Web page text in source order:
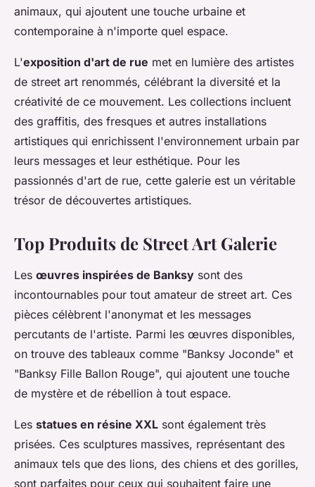
animaux, qui ajoutent une touche urbaine et
contemporaine à n'importe quel espace.
L'exposition d'art de rue met en lumière des artistes
de street art renommés, célébrant la diversité et la
créativité de ce mouvement. Les collections incluent
des graffitis, des fresques et autres installations
artistiques qui enrichissent l'environnement urbain par
leurs messages et leur esthétique. Pour les
passionnés d'art de rue, cette galerie est un véritable
trésor de découvertes artistiques.
Top Produits de Street Art Galerie
Les œuvres inspirées de Banksy sont des
incontournables pour tout amateur de street art. Ces
pièces célèbrent l'anonymat et les messages
percutants de l'artiste. Parmi les œuvres disponibles,
on trouve des tableaux comme "Banksy Joconde" et
"Banksy Fille Ballon Rouge", qui ajoutent une touche
de mystère et de rébellion à tout espace.
Les statues en résine XXL sont également très
prisées. Ces sculptures massives, représentant des
animaux tels que des lions, des chiens et des gorilles,
sont parfaites pour ceux qui souhaitent faire une